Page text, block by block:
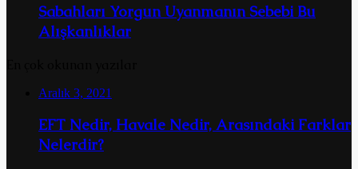
Sabahları Yorgun Uyanmanın Sebebi Bu
Alışkanlıklar
Aralık 3, 2021
EFT Nedir, Havale Nedir, Arasındaki Farklar
Nelerdir?